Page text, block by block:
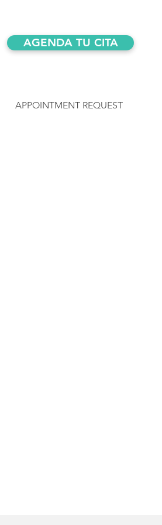
AGENDA TU CITA
APPOINTMENT REQUEST